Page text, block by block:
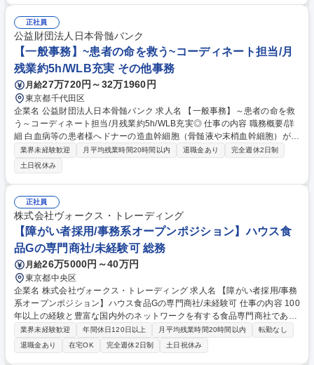
に関するデータを収集・集約■データ内容の確認や、不足・不明点につい
て関係部署へ確認■国内外の法令に基づく報告書の作成・提出■法改正や制
度変更に伴う集計方法・業務フローの見直し■海外の法律事務所やグルー
プ会社と英語でのメールやり取りの可能性有 募集職種 【事務業務】～グ
ローバル株式データ集計および法令報告書作成業務～
正社員
公益財団法人日本骨髄バンク
【一般事務】~患者の命を救う~コーディネート担当/月
残業約5h/WLB充実 その他事務
月給27万720円～32万1960円
東京都千代田区
企業名 公益財団法人日本骨髄バンク 求人名 【一般事務】～患者の命を救
う～コーディネート担当/月残業約5h/WLB充実◎ 仕事の内容 職務概要/詳
細 白血病等の患者様へドナーの造血幹細胞（骨髄液や末梢血幹細胞）が移
植されるまでのプロセスを一貫して管理・サポートする社会的意義の大き
な業務です。【詳細】 ■ドナーおよび患者様の移植実施 に向けた日程調
整・進捗管理 ■医療機関や関係各所との連絡・調整業務（電話・メール
等）■各種申請書類の作成、専用システムへのデータ入力、集計作業等
【仕事の魅力】■あなたの「調整業務」が、病気と闘う患者様の「生きる
チャンス」に直結します ■営業事務やCSで培った「段取り力」が、人命救
助の架け橋となる誇りを持てます ■残業は月5時間程。高い貢献性を感じ
ながら、自身の生活も大切にできる環境です 募集職種 【一般事務】～患
者の命を救う～コーディネート担当/月残業約5h/WLB充実◎
業界未経験歓迎 月平均残業時間20時間以内 退職金あり
完全週休2日制
土日祝休み
正社員
株式会社ヴォークス・トレーディング
【障がい者採用/事務系オープンポジション】ハウス食
品Gの専門商社/未経験可 総務
月給26万5000円～40万円
東京都中央区
企業名 株式会社ヴォークス・トレーディング 求人名 【障がい者採用/事務
系オープンポジション】ハウス食品Gの専門商社/未経験可 仕事の内容 100
年以上の経験と豊富な国内外のネットワークを有する食品専門商社である
当社にて、事務系社員を募集します。オープンポジション採用ですので、
求職者様のご経験、適性に合わせたポジションを打診いたします。 ※就業
上配慮が必要なことは遠慮なくお伝えくださいませ。 【業務内容詳細】
業界未経験歓迎 年間休日120日以上 月平均残業時間20時間以内
転勤なし
退職金あり
在宅OK 完全週休2日制 土日祝休み